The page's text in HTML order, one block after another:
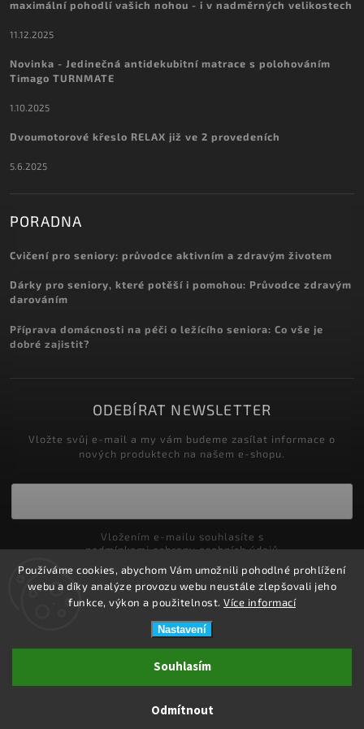
Používáme cookies, abychom Vám umožnili pohodlné prohlížení
webu a díky analýze provozu webu neustále zlepšovali jeho
funkce, výkon a použitelnost. Více informací
Nastavení
Odmítnout
Souhlasím
maximální pohodlí vašich nohou - i v nadměrných velikostech
11.12.2025
Novinka - Jedinečná antidekubitní matrace s polohováním
Timago TURNMATE
1.10.2025
Dvoumotorové křeslo RELAX již ve 2 provedeních
5.6.2025
PORADNA
Cvičení pro seniory: průvodce aktivním a zdravým životem
Dárky pro seniory, které potěší i pomohou: Průvodce zdravým
darováním
Příprava domácnosti na péči o ležícího seniora: Co vše je
dobré zajistit?
ODEBÍRAT NEWSLETTER
Vložte svůj e-mail a my vám budeme zasílat informace o
nových produktech na našem e-shopu.
podmínkami ochrany osobních údajů
Přihlásit se
ZDRAVOTNÍ POTŘEBY DRDLOVÁ
Upravit nastavení cookies